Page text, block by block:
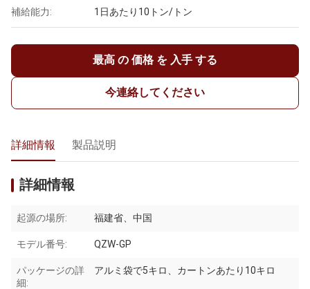
補給能力: 1日あたり10トン/トン
最高 の 価格 を 入手 する
今連絡してください
詳細情報 製品説明
詳細情報
起源の場所: 福建省、中国
モデル番号: QZW-GP
パッケージの詳
細:
アルミ袋で5キロ、カートンあたり10キロ